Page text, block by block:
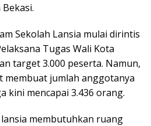
Sekolah Lansia mulai dirintis
Tugas Wali Kota
target 3.000 peserta. Namun,
membuat jumlah anggotanya
kini mencapai 3.436 orang.
membutuhkan ruang